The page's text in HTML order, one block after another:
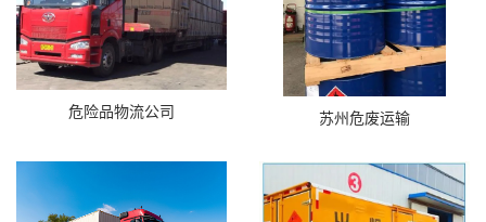
危险品物流公司 苏州危废运输